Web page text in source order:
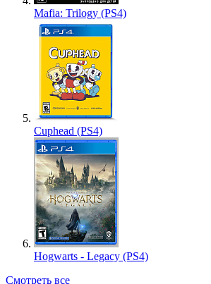
Mafia: Trilogy (PS4)
Cuphead (PS4)
Hogwarts - Legacy (PS4)
Смотреть все